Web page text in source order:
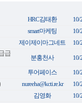
HRC김태환
10/
smart마케팅
10/
제이제이마그네트
10/
급
분홍천사
10/
투어페이스
10/
nureeha@kcti.re.kr
10/
김영화
10/